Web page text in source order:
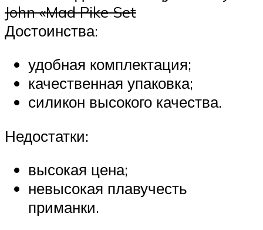
John «Mad Pike Set
Достоинства:
удобная комплектация;
качественная упаковка;
силикон высокого качества.
Недостатки:
высокая цена;
невысокая плавучесть
приманки.